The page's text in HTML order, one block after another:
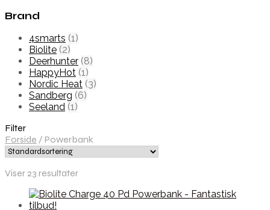
Brand
4smarts (1)
Biolite (2)
Deerhunter (8)
HappyHot (1)
Nordic Heat (3)
Sandberg (6)
Seeland (1)
Filter
Forside / Powerbank
Viser 23 resultater